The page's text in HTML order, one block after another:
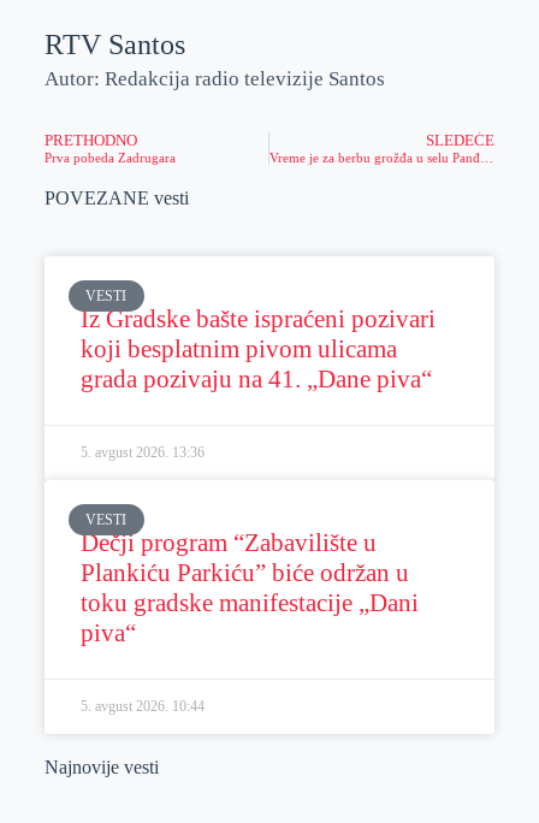
RTV Santos
Autor: Redakcija radio televizije Santos
PRETHODNO
Prva pobeda Zadrugara
SLEDEĆE
POVEZANE vesti
VESTI
Iz Gradske bašte ispraćeni pozivari
koji besplatnim pivom ulicama
grada pozivaju na 41. „Dane piva“
5. avgust 2026. 13:36
VESTI
Dečji program “Zabavilište u
Plankiću Parkiću” biće održan u
toku gradske manifestacije „Dani
piva“
5. avgust 2026. 10:44
Najnovije vesti